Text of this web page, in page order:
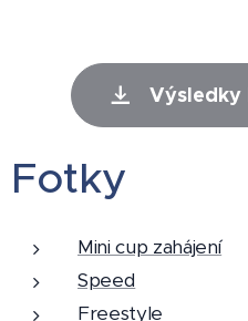
Výsledky
Fotky
Mini cup zahájení
Speed
Freestyle